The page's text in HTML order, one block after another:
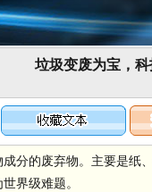
垃圾变废为宝，
分的废弃物。主要是
界级难题。